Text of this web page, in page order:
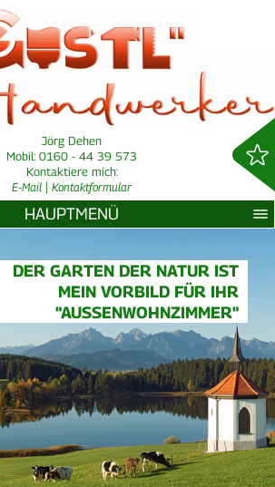
Jörg Dehen
Mobil: 0160 - 44 39 573
Kontaktiere mich:
E-Mail | Kontaktformular
HAUPTMENÜ
DER GARTEN DER NATUR IST
MEIN VORBILD FÜR IHR
"AUSSENWOHNZIMMER"